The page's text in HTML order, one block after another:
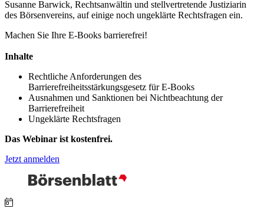
Susanne Barwick, Rechtsanwältin und stellvertretende Justiziarin
des Börsenvereins, auf einige noch ungeklärte Rechtsfragen ein.
Machen Sie Ihre E-Books barrierefrei!
Inhalte
Rechtliche Anforderungen des
Barrierefreiheitsstärkungsgesetz für E-Books
Ausnahmen und Sanktionen bei Nichtbeachtung der
Barrierefreiheit
Ungeklärte Rechtsfragen
Das Webinar ist kostenfrei.
Jetzt anmelden